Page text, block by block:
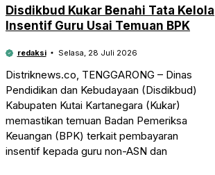
Disdikbud Kukar Benahi Tata Kelola
Insentif Guru Usai Temuan BPK
redaksi Selasa, 28 Juli 2026
Distriknews.co, TENGGARONG – Dinas
Pendidikan dan Kebudayaan (Disdikbud)
Kabupaten Kutai Kartanegara (Kukar)
memastikan temuan Badan Pemeriksa
Keuangan (BPK) terkait pembayaran
insentif kepada guru non-ASN dan